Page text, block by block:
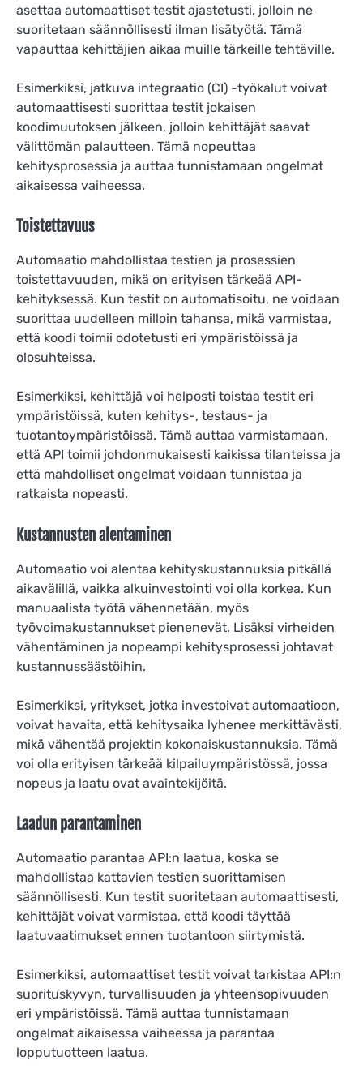
asettaa automaattiset testit ajastetusti, jolloin ne
suoritetaan säännöllisesti ilman lisätyötä. Tämä
vapauttaa kehittäjien aikaa muille tärkeille tehtäville.
Esimerkiksi, jatkuva integraatio (CI) -työkalut voivat
automaattisesti suorittaa testit jokaisen
koodimuutoksen jälkeen, jolloin kehittäjät saavat
välittömän palautteen. Tämä nopeuttaa
kehitysprosessia ja auttaa tunnistamaan ongelmat
aikaisessa vaiheessa.
Toistettavuus
Automaatio mahdollistaa testien ja prosessien
toistettavuuden, mikä on erityisen tärkeää API-
kehityksessä. Kun testit on automatisoitu, ne voidaan
suorittaa uudelleen milloin tahansa, mikä varmistaa,
että koodi toimii odotetusti eri ympäristöissä ja
olosuhteissa.
Esimerkiksi, kehittäjä voi helposti toistaa testit eri
ympäristöissä, kuten kehitys-, testaus- ja
tuotantoympäristöissä. Tämä auttaa varmistamaan,
että API toimii johdonmukaisesti kaikissa tilanteissa ja
että mahdolliset ongelmat voidaan tunnistaa ja
ratkaista nopeasti.
Kustannusten alentaminen
Automaatio voi alentaa kehityskustannuksia pitkällä
aikavälillä, vaikka alkuinvestointi voi olla korkea. Kun
manuaalista työtä vähennetään, myös
työvoimakustannukset pienenevät. Lisäksi virheiden
vähentäminen ja nopeampi kehitysprosessi johtavat
kustannussäästöihin.
Esimerkiksi, yritykset, jotka investoivat automaatioon,
voivat havaita, että kehitysaika lyhenee merkittävästi,
mikä vähentää projektin kokonaiskustannuksia. Tämä
voi olla erityisen tärkeää kilpailuympäristössä, jossa
nopeus ja laatu ovat avaintekijöitä.
Laadun parantaminen
Automaatio parantaa API:n laatua, koska se
mahdollistaa kattavien testien suorittamisen
säännöllisesti. Kun testit suoritetaan automaattisesti,
kehittäjät voivat varmistaa, että koodi täyttää
laatuvaatimukset ennen tuotantoon siirtymistä.
Esimerkiksi, automaattiset testit voivat tarkistaa API:n
suorituskyvyn, turvallisuuden ja yhteensopivuuden
eri ympäristöissä. Tämä auttaa tunnistamaan
ongelmat aikaisessa vaiheessa ja parantaa
lopputuotteen laatua.